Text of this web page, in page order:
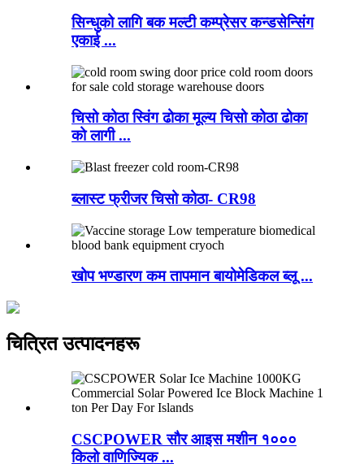
सिन्धुको लागि बक मल्टी कम्प्रेसर कन्डसेन्सिंग
एकाई ...
चिसो कोठा स्विंग ढोका मूल्य चिसो कोठा ढोका
को लागी ...
ब्लास्ट फ्रीजर चिसो कोठा- CR98
खोप भण्डारण कम तापमान बायोमेडिकल ब्लू ...
चित्रित उत्पादनहरू
CSCPOWER सौर आइस मशीन १०००
किलो वाणिज्यिक ...